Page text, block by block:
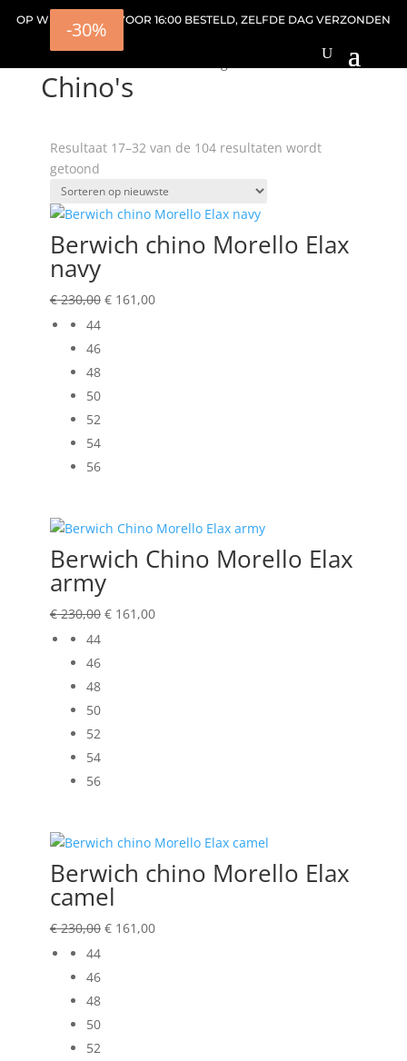
OP WERKDAGEN VOOR 16:00 BESTELD, ZELFDE DAG VERZONDEN
Chino's
Resultaat 17–32 van de 104 resultaten wordt
getoondGesorteerd
op
nieuwste
-30%
Berwich chino Morello Elax
navy
€230,00 Oorspronkelijke
€161,00Huidige
44
46
48
50
52
54
56
-30%
Berwich Chino Morello Elax
army
€230,00 Oorspronkelijke
€161,00Huidige
44
46
48
50
52
54
56
-30%
Berwich chino Morello Elax
camel
€230,00 Oorspronkelijke
€161,00Huidige
44
46
48
50
52
-30%